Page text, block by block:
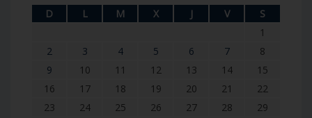
D L M X J V
S
1
2
3 4 5 6 7
8
9
10 11 12 13 14
15
16
17 18 19 20 21
22
23
24 25 26 27 28
29